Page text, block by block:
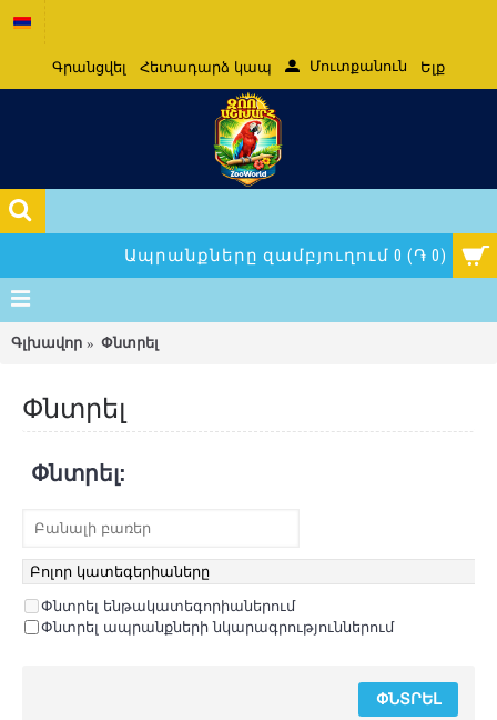
Գրանցվել Հետադարձ կապ Մուտքանուն Ելք
Ապրանքները զամբյուղում 0 (֏ 0)
Գլխավոր Փնտրել
Փնտրել
Փնտրել:
Փնտրել ենթակատեգորիաներում
Փնտրել ապրանքների նկարագրություններում